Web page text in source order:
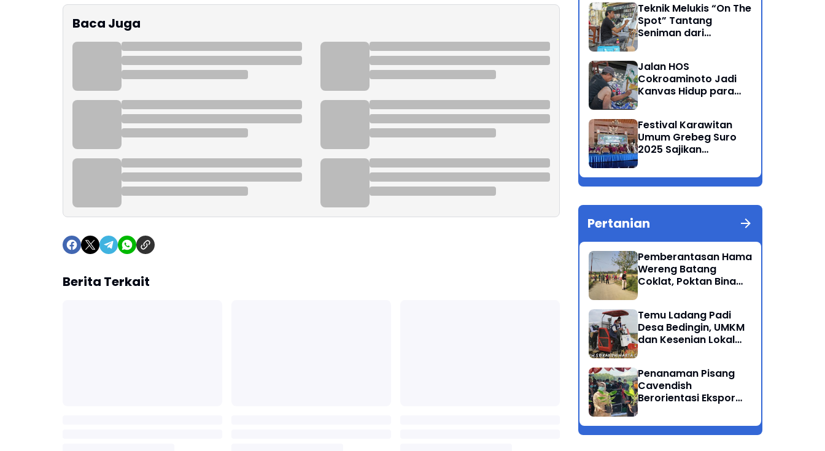
Baca Juga
Berita Terkait
Teknik Melukis “On The
Spot” Tantang
Seniman dari
Jalan HOS
Cokroaminoto Jadi
Kanvas Hidup para
Festival Karawitan
Umum Grebeg Suro
2025 Sajikan
Berkualitas Ponorogo
Pertanian
Pemberantasan Hama
Wereng Batang
Coklat, Poktan Bina
Penyemprotan di
Kecamatan Kauman
Temu Ladang Padi
Desa Bedingin, UMKM
dan Kesenian Lokal
Penanaman Pisang
Cavendish
Berorientasi Ekspor